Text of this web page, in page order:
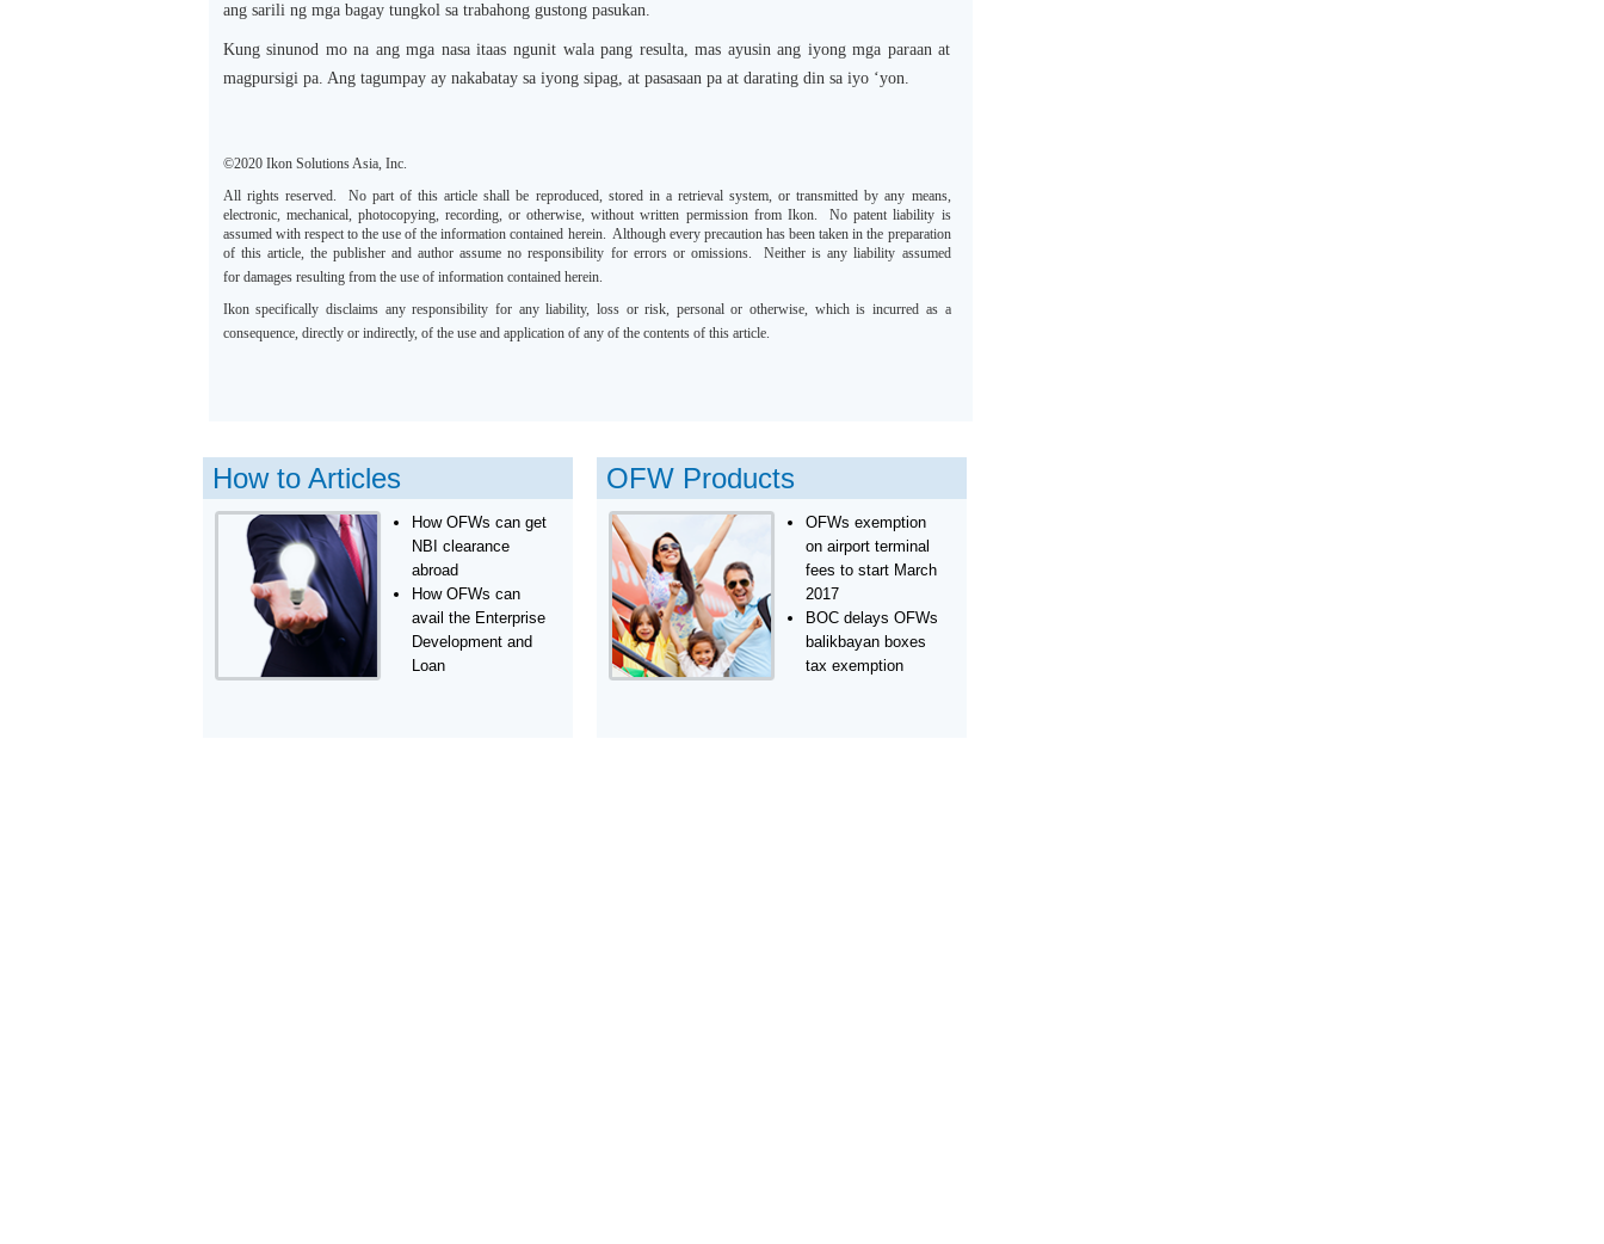
ang sarili ng mga bagay tungkol sa trabahong gustong pasukan.
Kung sinunod mo na ang mga nasa itaas ngunit wala pang resulta, mas ayusin ang iyong mga paraan at
magpursigi pa. Ang tagumpay ay nakabatay sa iyong sipag, at pasasaan pa at darating din sa iyo ‘yon.
©2020 Ikon Solutions Asia, Inc.
All rights reserved. No part of this article shall be reproduced, stored in a retrieval system, or transmitted by any means,
electronic, mechanical, photocopying, recording, or otherwise, without written permission from Ikon. No patent liability is
assumed with respect to the use of the information contained herein. Although every precaution has been taken in the preparation
of this article, the publisher and author assume no responsibility for errors or omissions. Neither is any liability assumed
for damages resulting from the use of information contained herein.
Ikon specifically disclaims any responsibility for any liability, loss or risk, personal or otherwise, which is incurred as a
consequence, directly or indirectly, of the use and application of any of the contents of this article.
How to Articles
How OFWs can get
NBI clearance
abroad
How OFWs can
avail the Enterprise
Development and
Loan
OFW Products
OFWs exemption
on airport terminal
fees to start March
2017
BOC delays OFWs
balikbayan boxes
tax exemption